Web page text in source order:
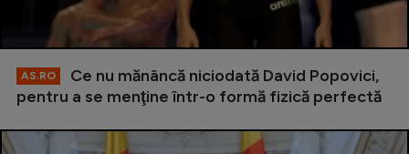
AS.RO
Ce nu mănâncă niciodată David Popovici,
pentru a se menţine într-o formă fizică perfectă